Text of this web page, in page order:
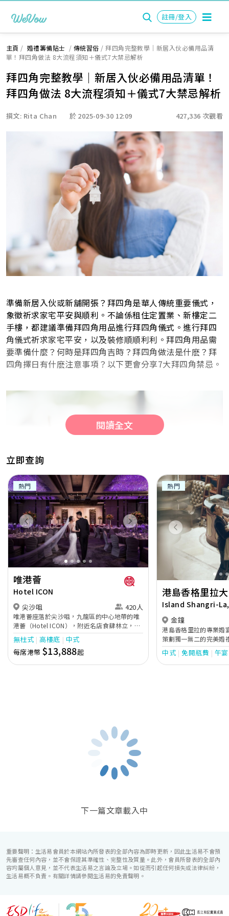
註冊/登入
主頁 / 婚禮籌備貼士 / 傳統習俗 /拜四角完整教學｜新居入伙必備用品清
單！拜四角做法 8大流程須知＋儀式7大禁忌解析
拜四角完整教學｜新居入伙必備用品清單！
拜四角做法 8大流程須知＋儀式7大禁忌解析
撰文: Rita Chan 於 2025-09-30 12:09 427,336 次觀看
準備新居入伙或新舖開張？拜四角是華人傳統重要儀式，
象徵祈求家宅平安與順利。不論係租住定置業、新樓定二
手樓，都建議準備拜四角用品進行拜四角儀式。進行拜四
角儀式祈求家宅平安，以及裝修順順利利。拜四角用品需
要準備什麼？何時是拜四角吉時？拜四角做法是什麽？拜
四角擇日有什麽注意事項？以下更會分享7大拜四角禁忌。
▼拜四角入伙儀式 快速連結▼
#2. 拜四角用品需要準備什麼？
#3. 拜四角做法流程是什麽？
#4. 拜四角7大禁忌
拜四角禁忌 1. 拜四角時間
拜四角禁忌 7. 正確處理拜四角用品
拜四角入伙儀式 | 1. 新居入伙為甚麼
閱讀全文
立即查詢
Previous Next
唯港薈
Hotel ICON
尖沙咀 420人
唯港薈座落於尖沙咀，九龍區的中心地帶的唯
港薈（Hotel ICON），附近名店食肆林立，四
通八達，充分展現繁華鬧巿中的活力個性，成
為一眾準新人舉辦婚宴的熱門之選。專業團隊
由策劃統籌至所有婚宴每個細節，唯港薈都力
臻完美，保證讓您留下獨特的醉人回憶。 擁有
ICON），多個風格各異的婚宴場地，都完美切
合各準新人的個性及預算﹔保證為您打造夢寐
以求的特別日子，令賓客永誌難忘！
無柱式 高樓底
中式
每席港幣 $13,888起
熱門
Previous
港島香格里拉
Island Shangri-
金鐘
港島香格里拉的專業婚
策劃獨一無二的完美婚
的場地以滿足不同規模
華的「香島殿」配備水
舉辦盛大婚宴的理想選
中式 免開瓶費 午宴
熱門
下一篇文章載入中
重要聲明：生活易會員於本網站內所發表的全部內容為即時更新，因此生活易不會預
先審查任何內容，並不會保證其準確性、完整性及質量。此外，會員所發表的全部內
容均屬個人意見，並不代表生活易之言論及立場。如從而引起任何損失或法律糾紛，
生活易概不負責。有關詳情請參閱生活易的免責聲明。